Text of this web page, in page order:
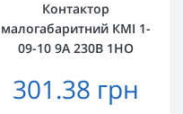
Контактор
малогабаритний КМІ 1-
09-10 9А 230В 1HO
301.38 грн